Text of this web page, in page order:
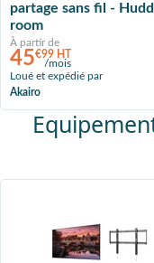
partage sans fil -
room
À partir de
45€99 HT
/mois
Loué et expédié par
Akairo